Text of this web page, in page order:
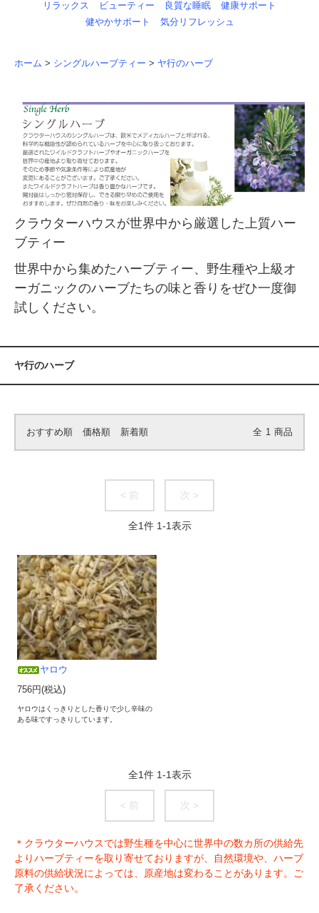
リラックス ビューティー 良質な睡眠
健康サポート
健やかサポート
気分リフレッシュ
ホーム > シングルハーブティー > ヤ行のハーブ
クラウターハウスが世界中から厳選した上質ハー
ブティー
世界中から集めたハーブティー、野生種や上級オ
ーガニックのハーブたちの味と香りをぜひ一度御
試しください。
ヤ行のハーブ
おすすめ順 価格順 新着順 全 1 商品
< 前 次 >
全1件 1-1表示
ヤロウ
756円(税込)
ヤロウはくっきりとした香りで少し辛味の
ある味ですっきりしています。
全1件 1-1表示
< 前 次 >
＊クラウターハウスでは野生種を中心に世界中の数カ所の供給先
よりハーブティーを取り寄せておりますが、自然環境や、ハーブ
原料の供給状況によっては、原産地は変わることがあります。ご
了承ください。